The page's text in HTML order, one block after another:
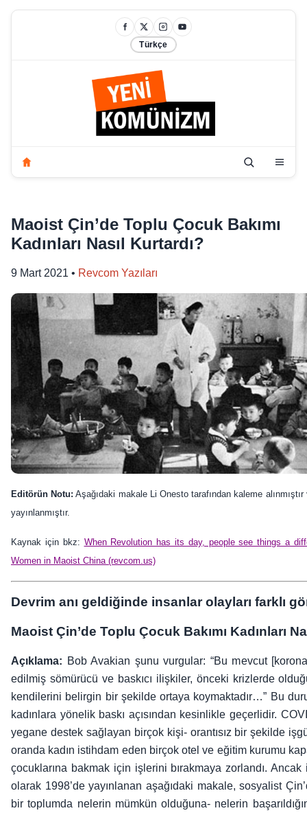
Türkçe
Maoist Çin’de Toplu Çocuk Bakımı
Kadınları Nasıl Kurtardı?
9 Mart 2021 • Revcom Yazıları
Editörün Notu: Aşağıdaki makale Li Onesto tarafından kaleme
yayınlanmıştır.
Kaynak için bkz: When Revolution has its day, people see things a
Women in Maoist China (revcom.us)
Devrim anı geldiğinde insanlar olayları farklı
Maoist Çin’de Toplu Çocuk Bakımı Kadınları
Açıklama: Bob Avakian şunu vurgular: “Bu mevcut
edilmiş sömürücü ve baskıcı ilişkiler, önceki krizlerde
kendilerini belirgin bir şekilde ortaya koymaktadır…” Bu
kadınlara yönelik baskı açısından kesinlikle geçerlidir.
yegane destek sağlayan birçok kişi- orantısız bir şekilde
oranda kadın istihdam eden birçok otel ve eğitim kurumu
çocuklarına bakmak için işlerini bırakmaya zorlandı.
olarak 1998’de yayınlanan aşağıdaki makale, sosyalist
bir toplumda nelerin mümkün olduğuna- nelerin